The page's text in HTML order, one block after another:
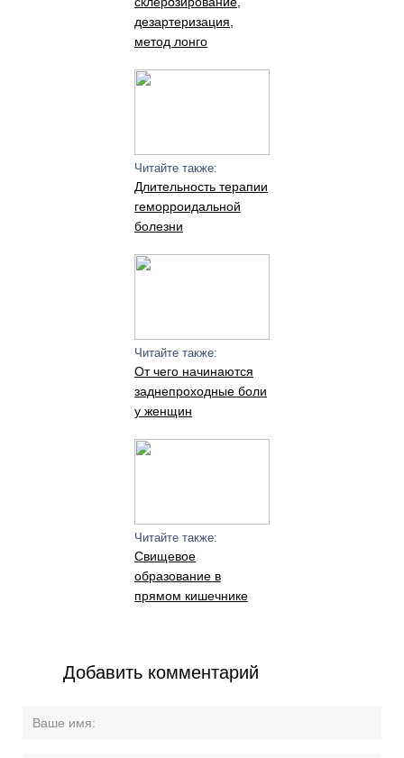
дезартеризация,
метод лонго
Читайте также:
Длительность терапии
геморроидальной
болезни
Читайте также:
От чего начинаются
заднепроходные боли
у женщин
Читайте также:
Свищевое
образование в
прямом кишечнике
Добавить комментарий